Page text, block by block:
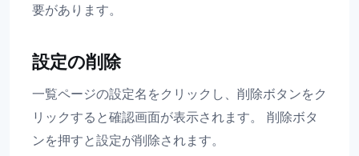
要があります。
設定の削除
一覧ページの設定名をクリックし、削除ボタンをク
リックすると確認画面が表示されます。 削除ボタ
ンを押すと設定が削除されます。